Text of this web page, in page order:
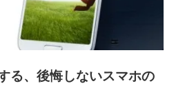
る、後悔しないスマホの